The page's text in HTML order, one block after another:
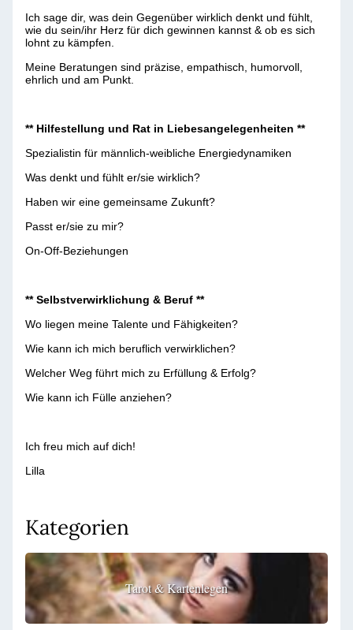
Ich sage dir, was dein Gegenüber wirklich denkt und fühlt,
wie du sein/ihr Herz für dich gewinnen kannst & ob es sich
lohnt zu kämpfen.
Meine Beratungen sind präzise, empathisch, humorvoll,
ehrlich und am Punkt.
** Hilfestellung und Rat in Liebesangelegenheiten **
Spezialistin für männlich-weibliche Energiedynamiken
Was denkt und fühlt er/sie wirklich?
Haben wir eine gemeinsame Zukunft?
Passt er/sie zu mir?
On-Off-Beziehungen
** Selbstverwirklichung & Beruf **
Wo liegen meine Talente und Fähigkeiten?
Wie kann ich mich beruflich verwirklichen?
Welcher Weg führt mich zu Erfüllung & Erfolg?
Wie kann ich Fülle anziehen?
Ich freu mich auf dich!
Lilla
Kategorien
Tarot & Kartenlegen